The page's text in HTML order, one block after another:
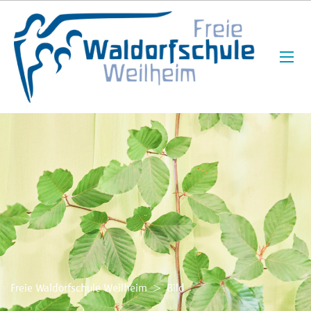
Freie Waldorfschule Weilheim > Bild